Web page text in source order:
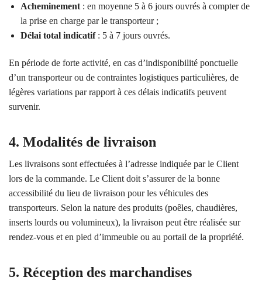
Acheminement : en moyenne 5 à 6 jours ouvrés à compter de
la prise en charge par le transporteur ;
Délai total indicatif: 5 à 7 jours ouvrés.
En période de forte activité, en cas d’indisponibilité ponctuelle
d’un transporteur ou de contraintes logistiques particulières, de
légères variations par rapport à ces délais indicatifs peuvent
survenir.
4. Modalités de livraison
Les livraisons sont effectuées à l’adresse indiquée par le Client
lors de la commande. Le Client doit s’assurer de la bonne
accessibilité du lieu de livraison pour les véhicules des
transporteurs. Selon la nature des produits (poêles, chaudières,
inserts lourds ou volumineux), la livraison peut être réalisée sur
rendez-vous et en pied d’immeuble ou au portail de la propriété.
5. Réception des marchandises